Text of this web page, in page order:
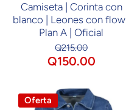
Camiseta | Corinta con
blanco | Leones con flow |
Plan A | Oficial
Q215.00
Q150.00
Oferta